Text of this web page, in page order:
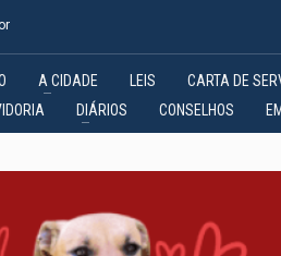
A CIDADE LEIS CARTA DE
DIÁRIOS CONSELHOS